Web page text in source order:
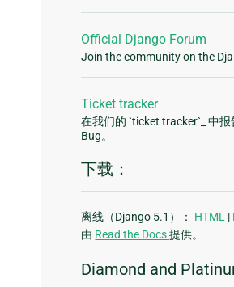
Official Django Forum
Join the community on the
Ticket tracker
在我们的 `ticket tracker`_ 中
Bug。
下载：
离线（Django 5.1）： HTML |
由 Read the Docs提供。
Diamond and